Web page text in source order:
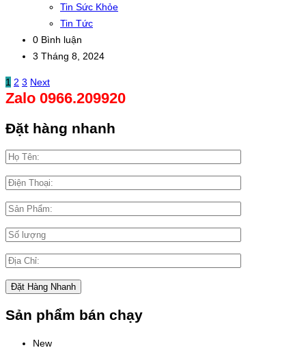
Tin Sức Khỏe
Tin Tức
0 Bình luận
3 Tháng 8, 2024
Đọc
tiếp
1 2 3 Next
Zalo 0966.209920
Đặt hàng nhanh
Sản phẩm bán chạy
New